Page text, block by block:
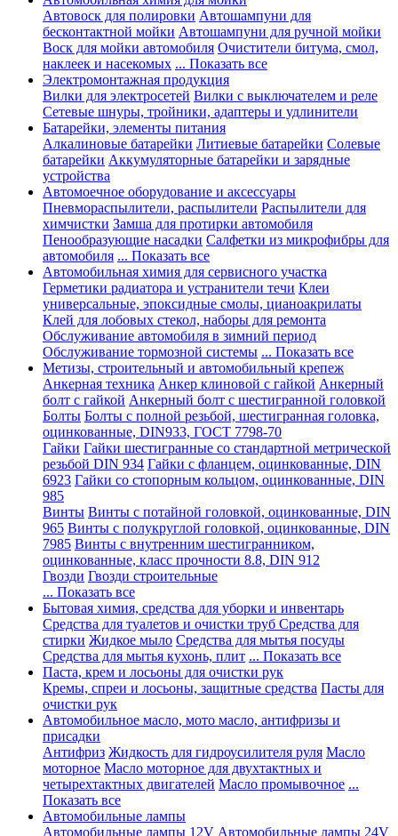
Автовоск для полировки Автошампуни для
бесконтактной мойки Автошампуни для ручной мойки
Воск для мойки автомобиля Очистители битума, смол,
наклеек и насекомых ... Показать все
Электромонтажная продукция
Вилки для электросетей Вилки с выключателем и реле
Сетевые шнуры, тройники, адаптеры и удлинители
Батарейки, элементы питания
Алкалиновые батарейки Литиевые батарейки Солевые
батарейки Аккумуляторные батарейки и зарядные
устройства
Автомоечное оборудование и аксессуары
Пневмораспылители, распылители Распылители для
химчистки Замша для протирки автомобиля
Пенообразующие насадки Салфетки из микрофибры для
автомобиля ... Показать все
Автомобильная химия для сервисного участка
Герметики радиатора и устранители течи Клеи
универсальные, эпоксидные смолы, цианоакрилаты
Клей для лобовых стекол, наборы для ремонта
Обслуживание автомобиля в зимний период
Обслуживание тормозной системы ... Показать все
Метизы, строительный и автомобильный крепеж
Анкерная техника Анкер клиновой с гайкой Анкерный
болт с гайкой Анкерный болт с шестигранной головкой
Болты Болты с полной резьбой, шестигранная головка,
оцинкованные, DIN933, ГОСТ 7798-70
Гайки Гайки шестигранные со стандартной метрической
резьбой DIN 934 Гайки с фланцем, оцинкованные, DIN
6923 Гайки со стопорным кольцом, оцинкованные, DIN
985
Винты Винты с потайной головкой, оцинкованные, DIN
965 Винты с полукруглой головкой, оцинкованные, DIN
7985 Винты с внутренним шестигранником,
оцинкованные, класс прочности 8.8, DIN 912
Гвозди Гвозди строительные
... Показать все
Бытовая химия, средства для уборки и инвентарь
Средства для туалетов и очистки труб Средства для
стирки Жидкое мыло Средства для мытья посуды
Средства для мытья кухонь, плит ... Показать все
Паста, крем и лосьоны для очистки рук
Кремы, спреи и лосьоны, защитные средства Пасты для
очистки рук
Автомобильное масло, мото масло, антифризы и
присадки
Антифриз Жидкость для гидроусилителя руля Масло
моторное Масло моторное для двухтактных и
четырехтактных двигателей Масло промывочное ...
Показать все
Автомобильные лампы
Автомобильные лампы 12V Автомобильные лампы 24V